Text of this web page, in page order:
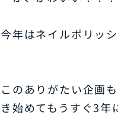
今年はネイルポリッ
このありがたい企画
き始めてもうすぐ3年